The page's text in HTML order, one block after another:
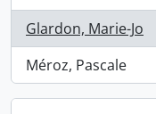
Glardon, Marie-Jo
, 1 résultats
Méroz, Pascale
, 1 résultats